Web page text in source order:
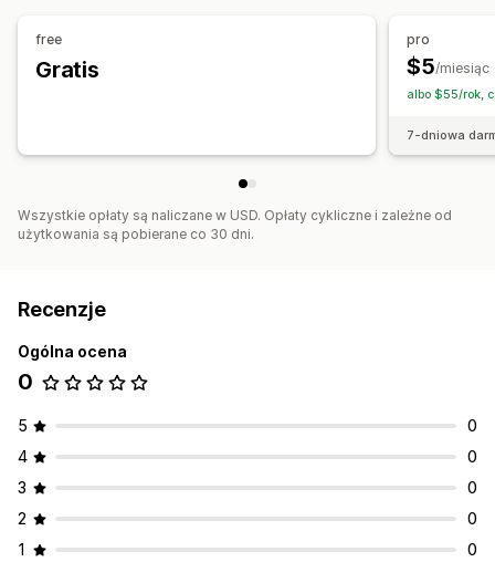
free
Gratis
pro
$5/miesiąc
albo $55/rok,
7-dniowa
Wszystkie opłaty są naliczane w USD. Opłaty cykliczne i zależne od
użytkowania są pobierane co 30 dni.
Recenzje
Ogólna ocena
0
5
0
4
0
3
0
2
0
1
0